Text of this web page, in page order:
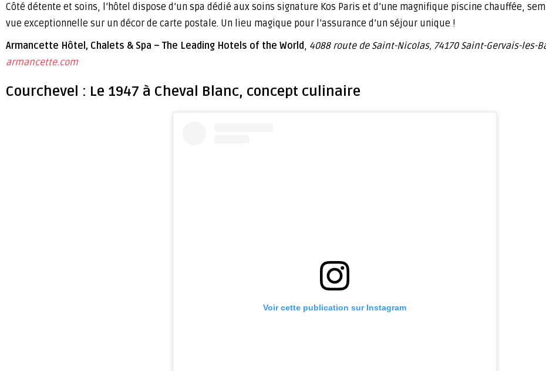
Côté détente et soins, l’hôtel dispose d’un spa dédié aux soins signature Kos Paris et d’une magnifique piscine chauffée,
vue exceptionnelle sur un décor de carte postale. Un lieu magique pour l’assurance d’un séjour unique !
Armancette Hôtel, Chalets & Spa – The Leading Hotels of the World, 4088 route de Saint-Nicolas, 74170 Saint-Gervais-les-
armancette.com
Courchevel : Le 1947 à Cheval Blanc, concept culinaire
Voir cette publication sur Instagram